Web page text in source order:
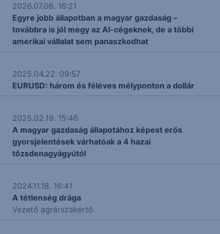
2026.07.08. 16:21
Egyre jobb állapotban a magyar gazdaság –
továbbra is jól megy az AI-cégeknek, de a többi
amerikai vállalat sem panaszkodhat
2025.04.22. 09:57
EURUSD: három és féléves mélyponton a dollár
2025.02.19. 15:46
A magyar gazdaság állapotához képest erős
gyorsjelentések várhatóak a 4 hazai
tőzsdenagyágyútól
2024.11.18. 16:41
A tétlenség drága
Vezető agrárszakértő